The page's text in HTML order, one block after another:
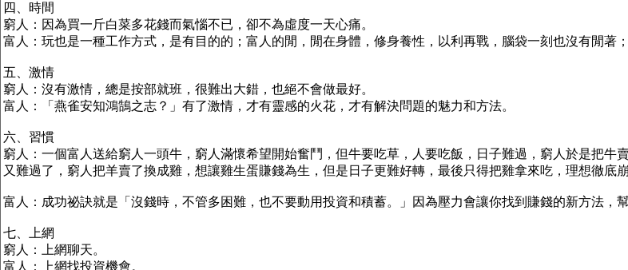
四、時間
窮人：因為買一斤白菜多花錢而氣惱不已，卻不為虛度一天心痛。
富人：玩也是一種工作方式，是有目的的；富人的閒，閒在身體，修身養性，以利再戰，腦袋一刻也沒有閒著
五、激情
窮人：沒有激情，總是按部就班，很難出大錯，也絕不會做最好。
富人：「燕雀安知鴻鵠之志？」有了激情，才有靈感的火花，才有解決問題的魅力和方法。
六、習慣
窮人：一個富人送給窮人一頭牛，窮人滿懷希望開始奮鬥，但牛要吃草，人要吃飯，日子難過，窮人於是把
又難過了，窮人把羊賣了換成雞，想讓雞生蛋賺錢為生，但是日子更難好轉，最後只得把雞拿來吃，理想徹底崩
富人：成功祕訣就是「沒錢時，不管多困難，也不要動用投資和積蓄。」因為壓力會讓你找到賺錢的新方法，幫
七、上網
窮人：上網聊天。
富人：上網找投資機會。